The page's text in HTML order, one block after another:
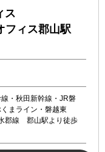
ス
ィス郡山駅
・秋田新幹線・JR磐
まライン・磐越東
郡線 郡山駅より徒歩